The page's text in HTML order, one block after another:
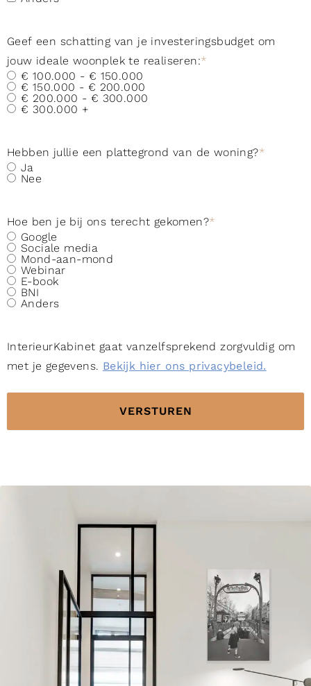
Geef een schatting van je investeringsbudget om
jouw ideale woonplek te realiseren:*
€ 100.000 - € 150.000
€ 150.000 - € 200.000
€ 200.000 - € 300.000
€ 300.000 +
Hebben jullie een plattegrond van de woning?*
Ja
Nee
Hoe ben je bij ons terecht gekomen?*
Google
Sociale media
Mond-aan-mond
Webinar
E-book
BNI
Anders
InterieurKabinet gaat vanzelfsprekend zorgvuldig om
met je gegevens. Bekijk hier ons privacybeleid.